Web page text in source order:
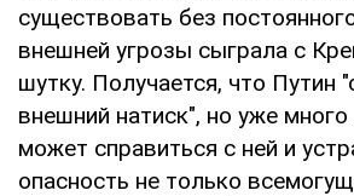
существовать без
внешней угрозы сыграла с
шутку. Получается, что Путин
внешний натиск", но уже много
может справиться с ней и
опасность не только